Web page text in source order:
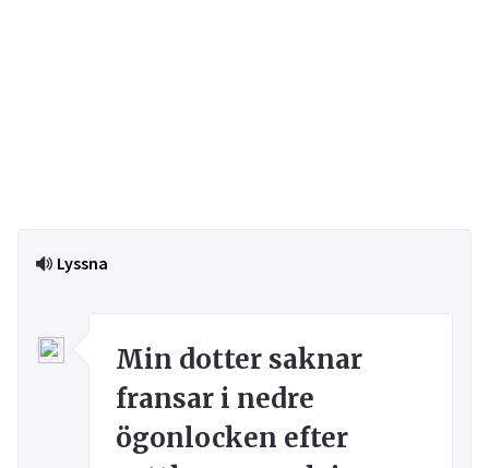
Lyssna
Min dotter saknar
fransar i nedre
ögonlocken efter